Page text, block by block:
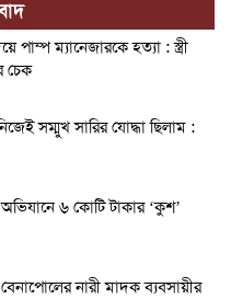
পাম্প ম্যানেজারকে হত্যা : স্ত্রী
চেক
সম্মুখ সারির যোদ্ধা ছিলাম :
অভিযানে ৬ কোটি টাকার ‘কুশ’
নারী মাদক ব্যবসায়ীর